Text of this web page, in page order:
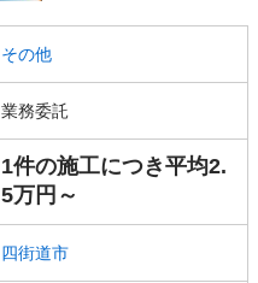
その他
業務委託
1件の施工につき平均2.
5万円～
四街道市